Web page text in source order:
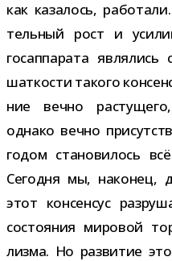
как каза­лось,
тель­ный рост и
гос­ап­па­рата
шат­ко­сти такого
ние вечно
однако вечно
годом ста­но­ви­лось
Сегодня мы, нако­нец,
этот кон­сен­сус
состо­я­ния миро­вой
лизма. Но раз­ви­тие